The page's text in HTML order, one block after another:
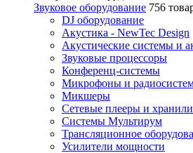
Звуковое оборудование 756
DJ оборудование
Акустика - NewTec Design
Акустические системы и
Звуковые процессоры
Конференц-системы
Микрофоны и
Микшеры
Сетевые плееры и
Системы Мультирум
Трансляционное
Усилители мощности